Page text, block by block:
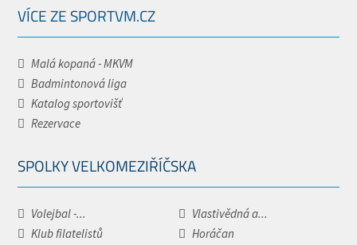
VÍCE ZE SPORTVM.CZ
Malá kopaná - MKVM
Badmintonová liga
Katalog sportovišť
Rezervace
SPOLKY VELKOMEZIŘÍČSKA
Volejbal -...
Vlastivědná a...
Klub filatelistů
Horáčan